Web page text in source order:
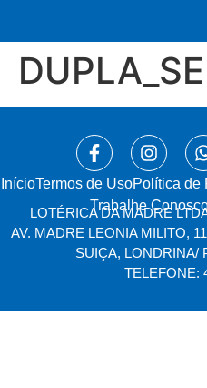
Início⁠Termos de UsoPolítica de
Trabalhe
LOTÉRICA DA MADRE
AV. MADRE LEONIA MILITO,
SUIÇA, LONDRINA/
TELEFONE: